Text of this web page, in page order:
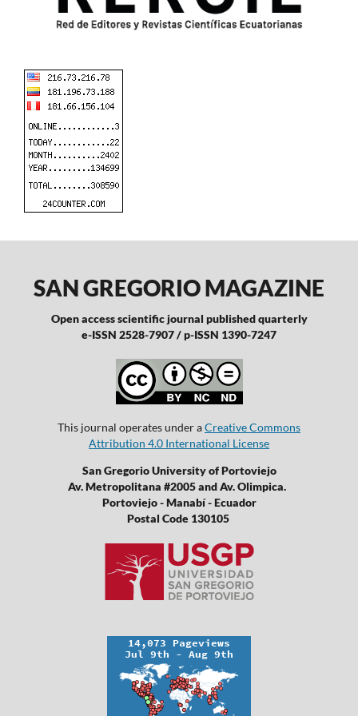
SAN GREGORIO MAGAZINE
Open access scientific journal published quarterly
e-ISSN 2528-7907 / p-ISSN 1390-7247
This journal operates under aCreative Commons
Attribution 4.0 International License
San Gregorio University of Portoviejo
Av. Metropolitana #2005 and Av. Olimpica.
Portoviejo - Manabí - Ecuador
Postal Code 130105